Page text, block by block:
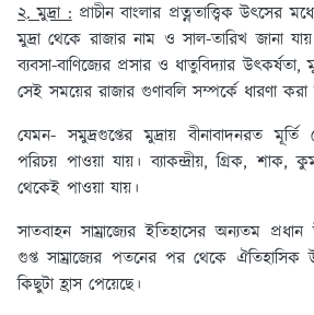
২. মুদ্রা :প্রাচীন বাংলার প্রত্নতাত্ত্বিক উৎসের
মুদ্রা থেকে রাজার নাম ও সাল-তারিখ জানা
ব্যবসা-বাণিজ্যের প্রসার ও ধাতুবিদ্যার উৎকর্ষতা,
সেই সময়ের রাজার গুণাবলি সম্পর্কে ধারণা করা
যেমন- সমুদ্রগুপ্তের মুদ্রায় বীনাবাদনরত মূর্তি
পরিচয় পাওয়া যায়। ব্যাকন্দ্রীয়, গ্রিক, শাক,
থেকেই পাওয়া যায়।
সাতবাহন সাম্রাজ্যের ইতিহাসের অন্যতম
গুপ্ত সাম্রাজ্যের পতনের পর থেকে ঐতিহাসিক
কিছুটা হ্রাস পেয়েছে।